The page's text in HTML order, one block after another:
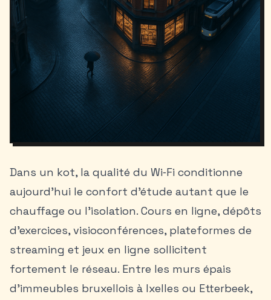
Dans un kot, la qualité du Wi‑Fi conditionne
aujourd’hui le confort d’étude autant que le
chauffage ou l’isolation. Cours en ligne, dépôts
d’exercices, visioconférences, plateformes de
streaming et jeux en ligne sollicitent
fortement le réseau. Entre les murs épais
d’immeubles bruxellois à Ixelles ou Etterbeek,